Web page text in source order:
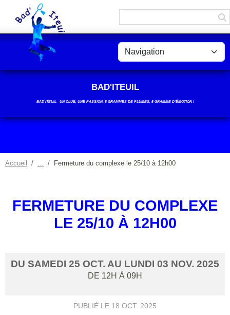
BAD'ITEUIL
BAD’ITEUIL - UN CLUB, UNE PASSION, 5 GRAMMES DE PLUMES, 5 GRAMME D'ÉMOTION !
Accueil Fermeture du complexe le 25/10 à 12h00
FERMETURE DU COMPLEXE
LE 25/10 À 12H00
DU SAMEDI 25 OCT. AU LUNDI 03 NOV. 2025
DE 12H À 09H
PUBLIÉ LE 18 OCT. 2025
Panneau de gestion des cookies